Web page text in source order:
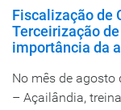
Fiscalização de
Terceirização
importância da
No mês de agosto
– Açailândia,